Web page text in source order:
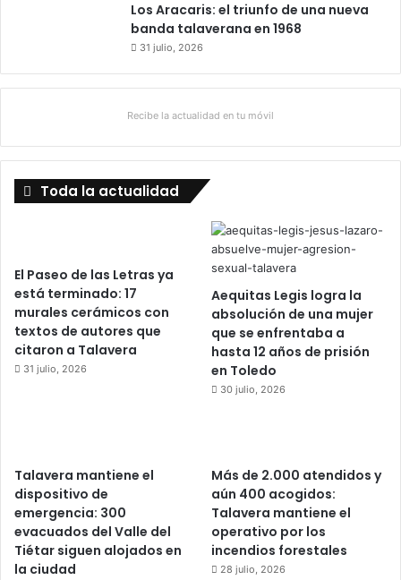
Los Aracaris: el triunfo de una nueva
banda talaverana en 1968
31 julio, 2026
Recibe la actualidad en tu móvil
Toda la actualidad
El Paseo de las Letras ya
está terminado: 17
murales cerámicos con
textos de autores que
citaron a Talavera
31 julio, 2026
Aequitas Legis logra la
absolución de una mujer
que se enfrentaba a
hasta 12 años de prisión
en Toledo
30 julio, 2026
Talavera mantiene el
dispositivo de
emergencia: 300
evacuados del Valle del
Tiétar siguen alojados en
la ciudad
Más de 2.000 atendidos y
aún 400 acogidos:
Talavera mantiene el
operativo por los
incendios forestales
28 julio, 2026